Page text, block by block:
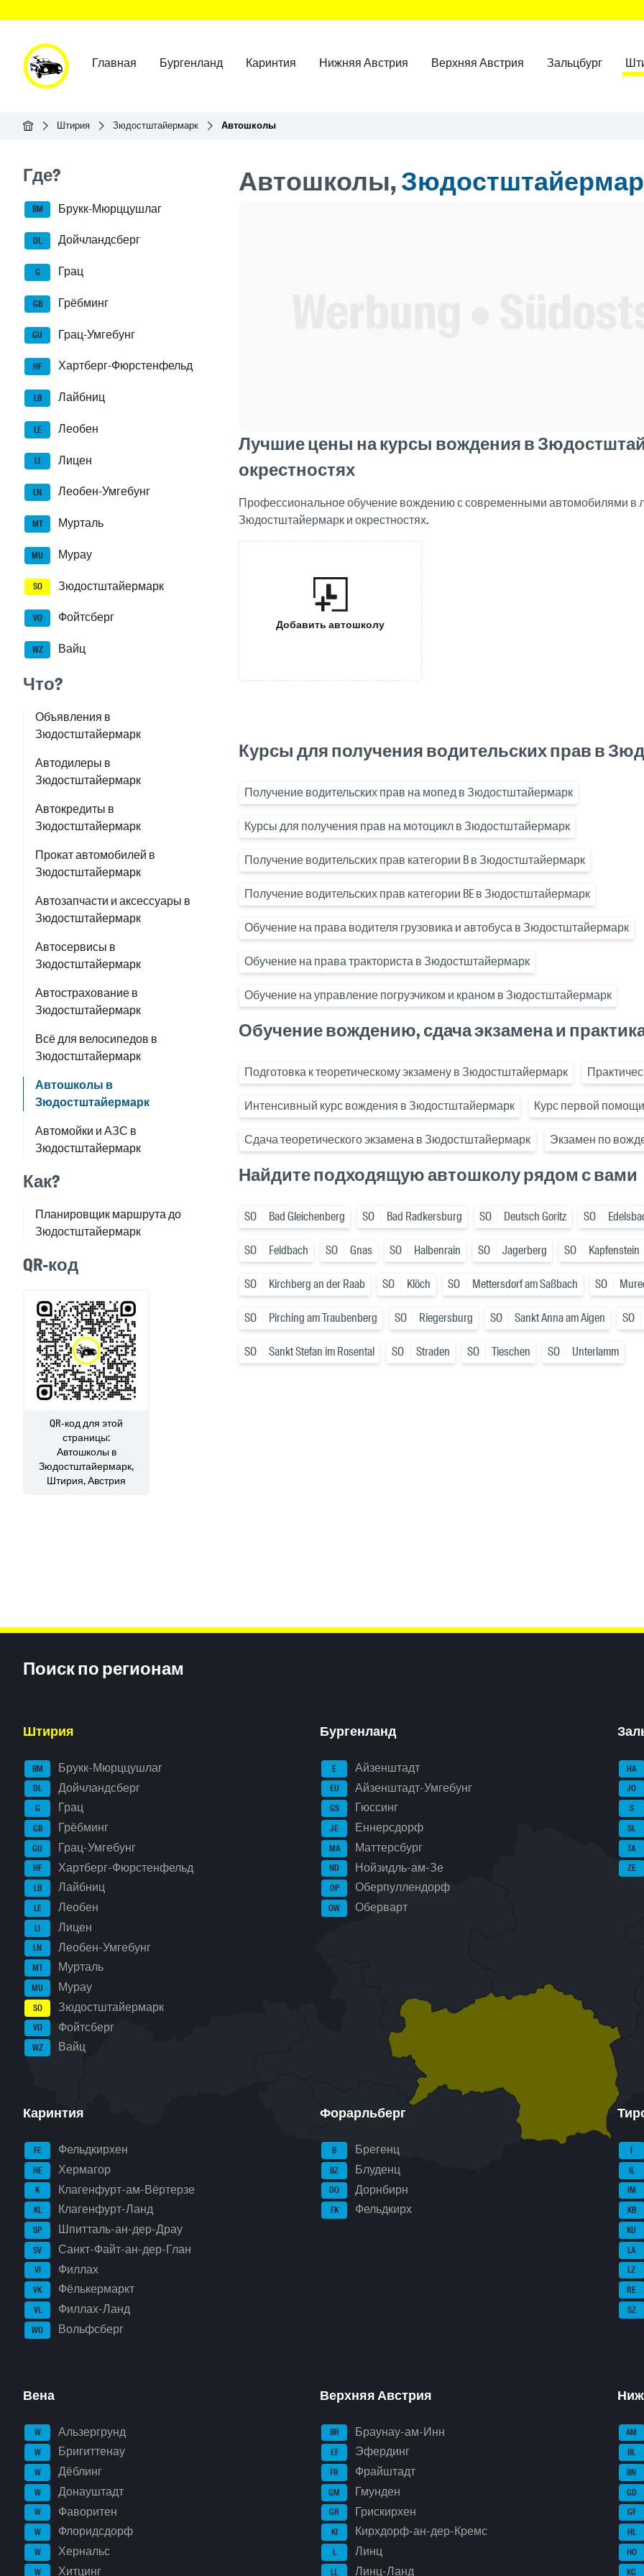
Главная Бургенланд Каринтия Нижняя Австрия Верхняя Австрия Зальцбург
ГлавнаяШтирия Зюдостштайермарк Автошколы
Seitenleisten-Navigation
Где?
BM Брукк-Мюрццушлаг
DL Дойчландсберг
G Грац
GB Грёбминг
GU Грац-Умгебунг
HF Хартберг-Фюрстенфельд
LB Лайбниц
LE Леобен
LI Лицен
LN Леобен-Умгебунг
MT Мурталь
MU Мурау
SO Зюдостштайермарк
VO Фойтсберг
WZ Вайц
Что?
Объявления в
Зюдостштайермарк
Автодилеры в
Зюдостштайермарк
Автокредиты в
Зюдостштайермарк
Прокат автомобилей в
Зюдостштайермарк
Автозапчасти и аксессуары в
Зюдостштайермарк
Автосервисы в
Зюдостштайермарк
Автострахование в
Зюдостштайермарк
Всё для велосипедов в
Зюдостштайермарк
Автошколы в
Зюдостштайермарк
Автомойки и АЗС в
Зюдостштайермарк
Как?
Планировщик маршрута до
Зюдостштайермарк
QR-код
QR-код для этой
страницы:
Автошколыв
Зюдостштайермарк,
Штирия, Австрия
Автошколы,
Лучшие цены на курсы вождения в
окрестностях
Профессиональное обучение вождению с современными автомобилями в
Зюдостштайермарк и окрестностях.
Добавить автошколу
Курсы для получения водительских прав в
Получение водительских прав на мопед в Зюдостштайермарк
Курсы для получения прав на мотоцикл в Зюдостштайермарк
Получение водительских прав категории B в Зюдостштайермарк
Получение водительских прав категории BE в Зюдостштайермарк
Обучение на права водителя грузовика и автобуса в Зюдостштайермарк
Обучение на права тракториста в Зюдостштайермарк
Обучение на управление погрузчиком и краном в Зюдостштайермарк
Обучение вождению, сдача экзамена и
Подготовка к теоретическому экзамену в Зюдостштайермарк
Интенсивный курс вождения в Зюдостштайермарк Курс первой
Сдача теоретического экзамена в Зюдостштайермарк Экзамен по
Найдите подходящую автошколу рядом с вами
SO Bad Gleichenberg SO Bad Radkersburg SO Deutsch Goritz SO
SO Feldbach SO Gnas SO Halbenrain SO Jagerberg SO Kapfenstein
SO Kirchberg an der Raab SO Klöch SO Mettersdorf am Saßbach SO
SO Pirching am Traubenberg SO Riegersburg SO Sankt Anna am Aigen SO
SO Sankt Stefan im Rosental SO Straden SO Tieschen SO Unterlamm
Поиск по регионам
Штирия
BM Брукк-Мюрццушлаг
DL Дойчландсберг
G Грац
GB Грёбминг
GU Грац-Умгебунг
HF Хартберг-Фюрстенфельд
LB Лайбниц
LE Леобен
LI Лицен
LN Леобен-Умгебунг
MT Мурталь
MU Мурау
SO Зюдостштайермарк
VO Фойтсберг
WZ Вайц
Бургенланд
E Айзенштадт
EU Айзенштадт-Умгебунг
GS Гюссинг
JE Еннерсдорф
MA Маттерсбург
ND Нойзидль-ам-Зе
OP Оберпуллендорф
OW Оберварт
HA
JO
S
SL
TA
ZE
Каринтия
FE Фельдкирхен
HE Хермагор
K Клагенфурт-ам-Вёртерзе
KL Клагенфурт-Ланд
SP Шпитталь-ан-дер-Драу
SV Санкт-Файт-ан-дер-Глан
VI Филлах
VK Фёлькермаркт
VL Филлах-Ланд
WO Вольфсберг
Форарльберг
B Брегенц
BZ Блуденц
DO Дорнбирн
FK Фельдкирх
I
IL
IM
KB
KU
LA
LZ
RE
SZ
Вена
W Альзергрунд
W Бригиттенау
W Дёблинг
W Донауштадт
W Фаворитен
W Флоридсдорф
W Хернальс
W Хитцинг
Верхняя Австрия
BR Браунау-ам-Инн
EF Эфердинг
FR Фрайштадт
GM Гмунден
GR Грискирхен
KI Кирхдорф-ан-дер-Кремс
L Линц
LL Линц-Ланд
AM
BL
BN
GD
GF
HL
HO
KG